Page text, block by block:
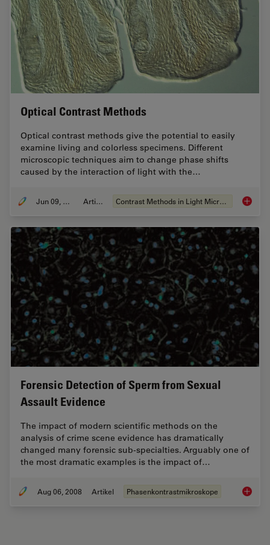
Optical Contrast Methods
Optical contrast methods give the potential to easily
examine living and colorless specimens. Different
microscopic techniques aim to change phase shifts
caused by the interaction of light with the…
Jun 09, 2011 Artikel Contrast Methods in Light Microscopy Optical
Forensic Detection of Sperm from Sexual
Assault Evidence
The impact of modern scientific methods on the
analysis of crime scene evidence has dramatically
changed many forensic sub-specialties. Arguably one of
the most dramatic examples is the impact of…
Aug 06, 2008 Artikel Phasenkontrastmikroskope